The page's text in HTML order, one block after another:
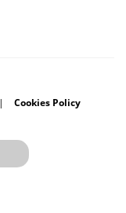
| Cookies Policy